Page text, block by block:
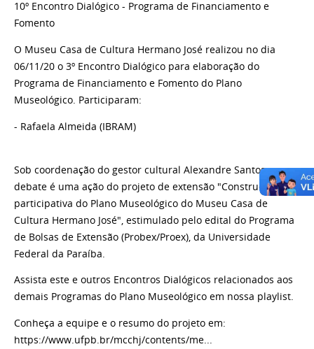
10º Encontro Dialógico - Programa de Financiamento e
Fomento
O Museu Casa de Cultura Hermano José realizou no dia
06/11/20 o 3º Encontro Dialógico para elaboração do
Programa de Financiamento e Fomento do Plano
Museológico. Participaram:
- Rafaela Almeida (IBRAM)
Sob coordenação do gestor cultural Alexandre Santos, o
debate é uma ação do projeto de extensão "Construção
participativa do Plano Museológico do Museu Casa de
Cultura Hermano José", estimulado pelo edital do Programa
de Bolsas de Extensão (Probex/Proex), da Universidade
Federal da Paraíba.
Assista este e outros Encontros Dialógicos relacionados aos
demais Programas do Plano Museológico em nossa playlist.
Conheça a equipe e o resumo do projeto em:
https://www.ufpb.br/mcchj/contents/me...